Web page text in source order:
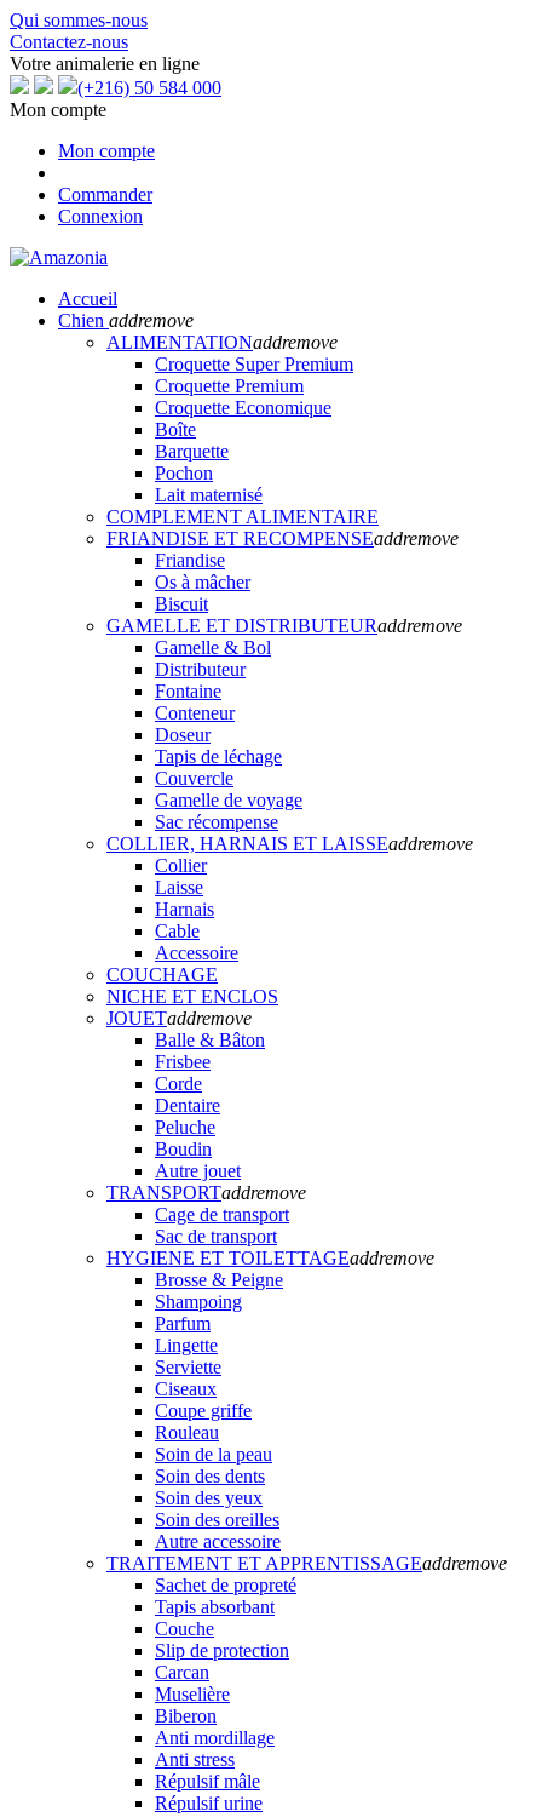
Qui sommes-nous
Contactez-nous
Votre animalerie en ligne
(+216) 50 584 000
Mon compte
Mon compte
Commander
Connexion
Accueil
Chien addremove
ALIMENTATIONaddremove
Croquette Super Premium
Croquette Premium
Croquette Economique
Boîte
Barquette
Pochon
Lait maternisé
COMPLEMENT ALIMENTAIRE
FRIANDISE ET RECOMPENSEaddremove
Friandise
Os à mâcher
Biscuit
GAMELLE ET DISTRIBUTEURaddremove
Gamelle & Bol
Distributeur
Fontaine
Conteneur
Doseur
Tapis de léchage
Couvercle
Gamelle de voyage
Sac récompense
COLLIER, HARNAIS ET LAISSEaddremove
Collier
Laisse
Harnais
Cable
Accessoire
COUCHAGE
NICHE ET ENCLOS
JOUETaddremove
Balle & Bâton
Frisbee
Corde
Dentaire
Peluche
Boudin
Autre jouet
TRANSPORTaddremove
Cage de transport
Sac de transport
HYGIENE ET TOILETTAGEaddremove
Brosse & Peigne
Shampoing
Parfum
Lingette
Serviette
Ciseaux
Coupe griffe
Rouleau
Soin de la peau
Soin des dents
Soin des yeux
Soin des oreilles
Autre accessoire
TRAITEMENT ET APPRENTISSAGEaddremove
Sachet de propreté
Tapis absorbant
Couche
Slip de protection
Carcan
Muselière
Biberon
Anti mordillage
Anti stress
Répulsif mâle
Répulsif urine